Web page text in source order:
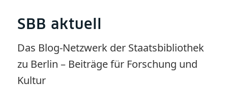
SBB aktuell
Das Blog-Netzwerk der Staatsbibliothek
zu Berlin – Beiträge für Forschung und
Kultur